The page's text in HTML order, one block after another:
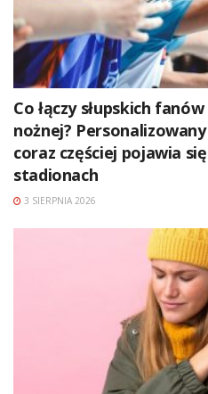
Co łączy słupskich
nożnej?
coraz częściej pojawia
stadionach
3 SIERPNIA 2026